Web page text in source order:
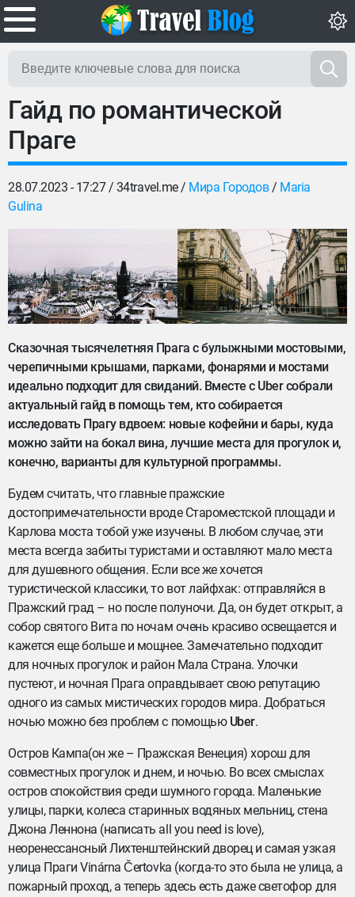
Гайд по романтической
Праге
28.07.2023 - 17:27 / 34travel.me/ Мира Городов/ Maria
Gulina
Сказочная тысячелетняя Прага с булыжными мостовыми,
черепичными крышами, парками, фонарями и мостами
идеально подходит для свиданий. Вместе с Uber cобрали
актуальный гайд в помощь тем, кто собирается
исследовать Прагу вдвоем: новые кофейни и бары, куда
можно зайти на бокал вина, лучшие места для прогулок и,
конечно, варианты для культурной программы.
Будем считать, что главные пражские
достопримечательности вроде Староместской площади и
Карлова моста тобой уже изучены. В любом случае, эти
места всегда забиты туристами и оставляют мало места
для душевного общения. Если все же хочется
туристической классики, то вот лайфхак: отправляйся в
Пражский град – но после полуночи. Да, он будет открыт, а
собор святого Вита по ночам очень красиво освещается и
кажется еще больше и мощнее. Замечательно подходит
для ночных прогулок и район Мала Страна. Улочки
пустеют, и ночная Прага оправдывает свою репутацию
одного из самых мистических городов мира. Добраться
ночью можно без проблем с помощью Uber.
Остров Кампа(он же – Пражская Венеция) хорош для
совместных прогулок и днем, и ночью. Во всех смыслах
остров спокойствия среди шумного города. Маленькие
улицы, парки, колеса старинных водяных мельниц, стена
Джона Леннона (написать all you need is love),
неоренессансный Лихтенштейнский дворец и самая узкая
улица Праги Vinárna Čertovka (когда-то это была не улица, а
пожарный проход, а теперь здесь есть даже светофор для